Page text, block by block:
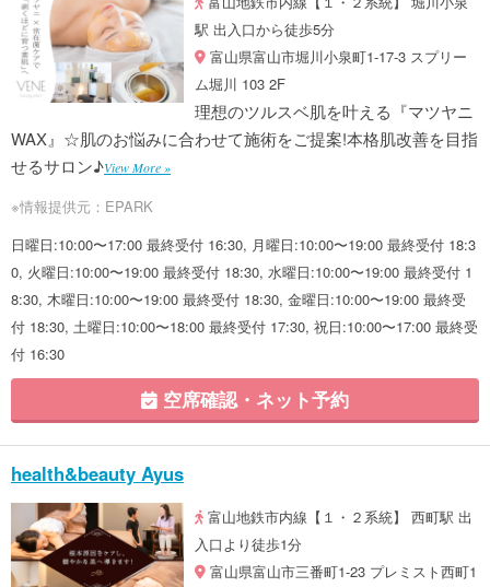
駅 出入口から徒歩5分
富山県富山市堀川小泉町1-17-3 スプリー
ム堀川 103 2F
理想のツルスベ肌を叶える『マツヤニ
WAX』☆肌のお悩みに合わせて施術をご提案!本格肌改善を目指
せるサロン♪View More »
※情報提供元：EPARK
日曜日:10:00〜17:00 最終受付 16:30, 月曜日:10:00〜19:00 最終受付 18:3
0, 火曜日:10:00〜19:00 最終受付 18:30, 水曜日:10:00〜19:00 最終受付 1
8:30, 木曜日:10:00〜19:00 最終受付 18:30, 金曜日:10:00〜19:00 最終受
付 18:30, 土曜日:10:00〜18:00 最終受付 17:30, 祝日:10:00〜17:00 最終受
付 16:30
空席確認・ネット予約
health&beauty Ayus
富山地鉄市内線【１・２系統】 西町駅 出
入口より徒歩1分
富山県富山市三番町1-23 プレミスト西町1